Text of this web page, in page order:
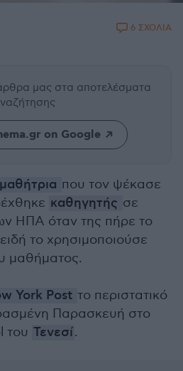
6 ΣΧΟΛΙΑ
μας στα αποτελέσματα
on Google
μαθήτρια που τον ψέκασε
καθηγητής σε
ΗΠΑ όταν της πήρε το
το χρησιμοποιούσε
μαθήματος.
York Post το περιστατικό
Παρασκευή στο
του Τενεσί.